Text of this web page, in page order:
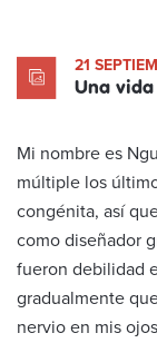
21
Una
Mi nombre es
múltiple los
congénita, así
como diseñador
fueron debilidad
gradualmente
nervio en mis